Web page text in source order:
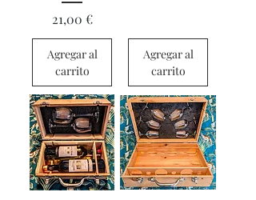
Precio
21,00 €
Agregar al
carrito
Agregar al
carrito